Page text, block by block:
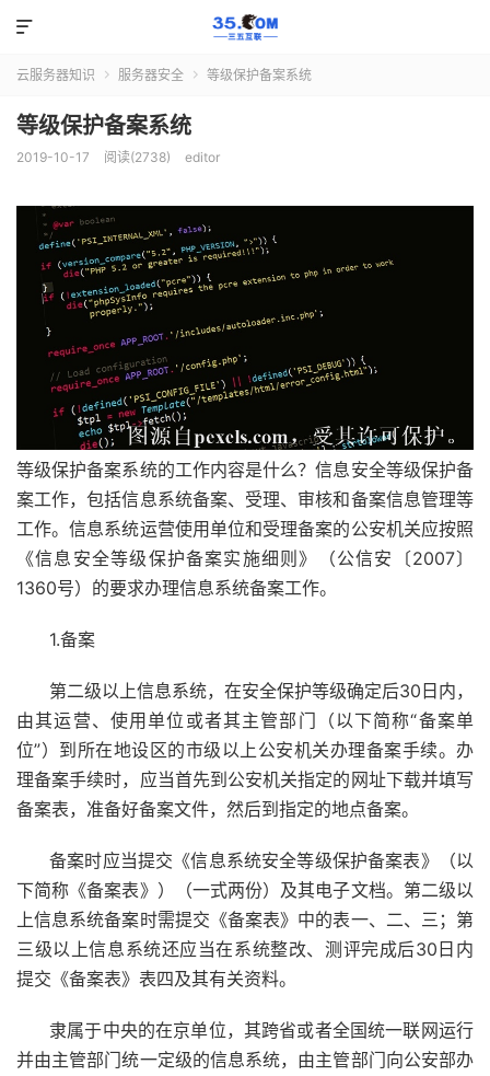

云服务器知识  服务器安全  等级保护备案系统
等级保护备案系统
2019-10-17 阅读(2738) editor
等级保护备案系统的工作内容是什么？信息安全等级保护备
案工作，包括信息系统备案、受理、审核和备案信息管理等
工作。信息系统运营使用单位和受理备案的公安机关应按照
《信息安全等级保护备案实施细则》（公信安〔2007〕
1360号）的要求办理信息系统备案工作。
1.备案
第二级以上信息系统，在安全保护等级确定后30日内，
由其运营、使用单位或者其主管部门（以下简称“备案单
位”）到所在地设区的市级以上公安机关办理备案手续。办
理备案手续时，应当首先到公安机关指定的网址下载并填写
备案表，准备好备案文件，然后到指定的地点备案。
备案时应当提交《信息系统安全等级保护备案表》（以
下简称《备案表》）（一式两份）及其电子文档。第二级以
上信息系统备案时需提交《备案表》中的表一、二、三；第
三级以上信息系统还应当在系统整改、测评完成后30日内
提交《备案表》表四及其有关资料。
隶属于中央的在京单位，其跨省或者全国统一联网运行
并由主管部门统一定级的信息系统，由主管部门向公安部办